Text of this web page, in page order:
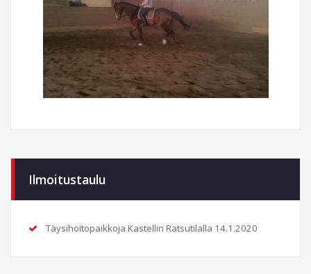
Ilmoitustaulu
Täysihoitopaikkoja Kastellin Ratsutilalla 14.1.2020